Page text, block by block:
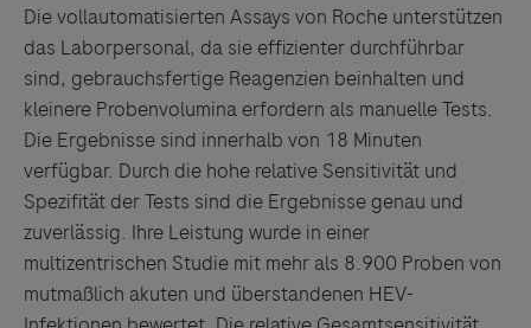
Die vollautomatisierten Assays von Roche unterstützen
das Laborpersonal, da sie effizienter durchführbar
sind, gebrauchsfertige Reagenzien beinhalten und
kleinere Probenvolumina erfordern als manuelle Tests.
Die Ergebnisse sind innerhalb von 18 Minuten
verfügbar. Durch die hohe relative Sensitivität und
Spezifität der Tests sind die Ergebnisse genau und
zuverlässig. Ihre Leistung wurde in einer
multizentrischen Studie mit mehr als 8.900 Proben von
mutmaßlich akuten und überstandenen HEV-